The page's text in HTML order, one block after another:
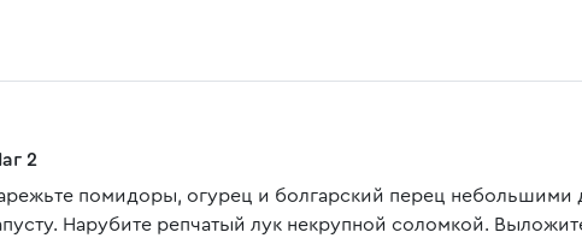
2
помидоры, огурец и болгарский перец небольшими
Нарубите репчатый лук некрупной соломкой.